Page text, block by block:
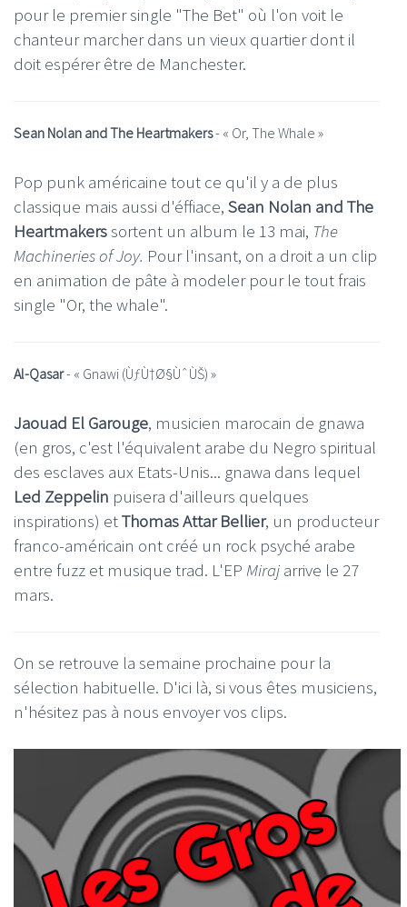
pour le premier single "The Bet" où l'on voit le
chanteur marcher dans un vieux quartier dont il
doit espérer être de Manchester.
Sean Nolan and The Heartmakers- « Or, The Whale »
Pop punk américaine tout ce qu'il y a de plus
classique mais aussi d'éffiace, Sean Nolan and The
Heartmakerssortent un album le 13 mai, The
Machineries of Joy. Pour l'insant, on a droit a un clip
en animation de pâte à modeler pour le tout frais
single "Or, the whale".
Al-Qasar- « Gnawi (ÙƒÙ†Ø§ÙˆÙŠ) »
Jaouad El Garouge, musicien marocain de gnawa
(en gros, c'est l'équivalent arabe du Negro spiritual
des esclaves aux Etats-Unis... gnawa dans lequel
Led Zeppelin puisera d'ailleurs quelques
inspirations) etThomas Attar Bellier, un producteur
franco-américain ont créé un rock psyché arabe
entre fuzz et musique trad. L'EP Miraj arrive le 27
mars.
On se retrouve la semaine prochaine pour la
sélection habituelle. D'ici là, si vous êtes musiciens,
n'hésitez pas à nous envoyer vos clips.